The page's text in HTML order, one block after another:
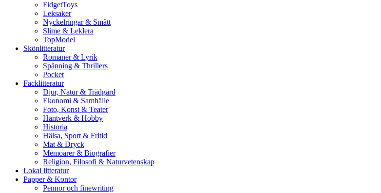
FidgetToys
Leksaker
Nyckelringar & Smått
Slime & Leklera
TopModel
Skönlitteratur
Romaner & Lyrik
Spänning & Thrillers
Pocket
Facklitteratur
Djur, Natur & Trädgård
Ekonomi & Samhälle
Foto, Konst & Teater
Hantverk & Hobby
Historia
Hälsa, Sport & Fritid
Mat & Dryck
Memoarer & Biografier
Religion, Filosofi & Naturvetenskap
Lokal litteratur
Papper & Kontor
Pennor och finewriting